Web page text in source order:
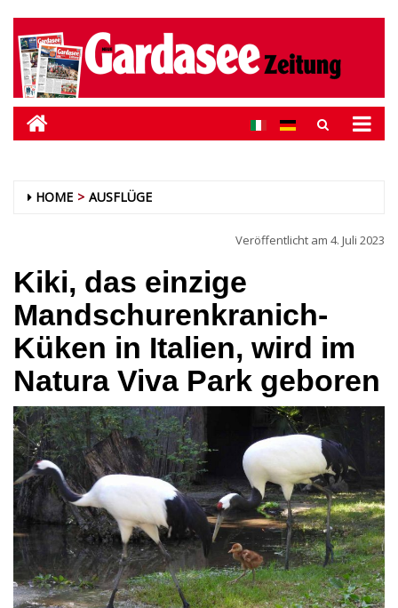
HOME AUSFLÜGE
Veröffentlicht am 4. Juli 2023
Kiki, das einzige
Mandschurenkranich-
Küken in Italien, wird im
Natura Viva Park geboren